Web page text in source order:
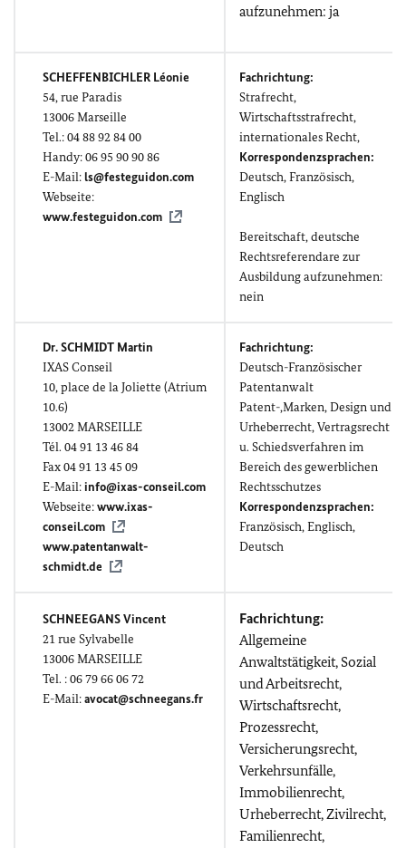
aufzunehmen: ja
SCHEFFENBICHLER Léonie
54,rue Paradis
13006 Marseille
Tel.: 0488 92 84 00
Handy: 06 95 90 90 86
E-Mail:ls@festeguidon.com
Webseite:
www.festeguidon.com
Fachrichtung:
Strafrecht,
Wirtschaftsstrafrecht,
internationales Recht,
Korrespondenzsprachen:
Deutsch, Französisch,
Englisch
Bereitschaft, deutsche
Rechtsreferendare zur
Ausbildung aufzunehmen:
nein
Dr. SCHMIDT Martin
IXAS Conseil
10,place de la Joliette (Atrium
10.6)
13002 MARSEILLE
Tél. 04 91 13 46 84
Fax 04 91 13 45 09
E-Mail:info@ixas-conseil.com
Webseite:www.ixas-
conseil.com
www.patentanwalt-
schmidt.de
Fachrichtung:
Deutsch-Französischer
Patentanwalt
Patent-,Marken, Design und
Urheberrecht, Vertragsrecht
u. Schiedsverfahren im
Bereich des gewerblichen
Rechtsschutzes
Korrespondenzsprachen:
Französisch, Englisch,
Deutsch
SCHNEEGANSVincent
21rue Sylvabelle
13006 MARSEILLE
Tel. : 06 79 66 06 72
E-Mail:avocat@schneegans.fr
Fachrichtung:
Allgemeine
Anwaltstätigkeit, Sozial
und Arbeitsrecht,
Wirtschaftsrecht,
Prozessrecht,
Versicherungsrecht,
Verkehrsunfälle,
Immobilienrecht,
Urheberrecht, Zivilrecht,
Familienrecht,